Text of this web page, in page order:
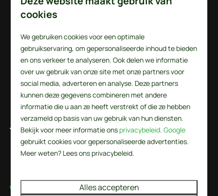
Veilig betalen
De Wielen 84
1744 KS Sint Maarten
Noord-Holland
cookies
We gebruiken cookies voor een optimale
gebruikservaring, om gepersonaliseerde inhoud te bieden
en ons verkeer te analyseren. Ook delen we informatie
over uw gebruik van onze site met onze partners voor
social media, adverteren en analyse. Deze partners
kunnen deze gegevens combineren met andere
informatie die u aan ze heeft verstrekt of die ze hebben
verzameld op basis van uw gebruik van hun diensten.
Bekijk voor meer informatie ons privacybeleid.Google
gebruikt cookies voor gepersonaliseerde advertenties.
Meer weten? Lees ons privacybeleid.
Alles accepteren